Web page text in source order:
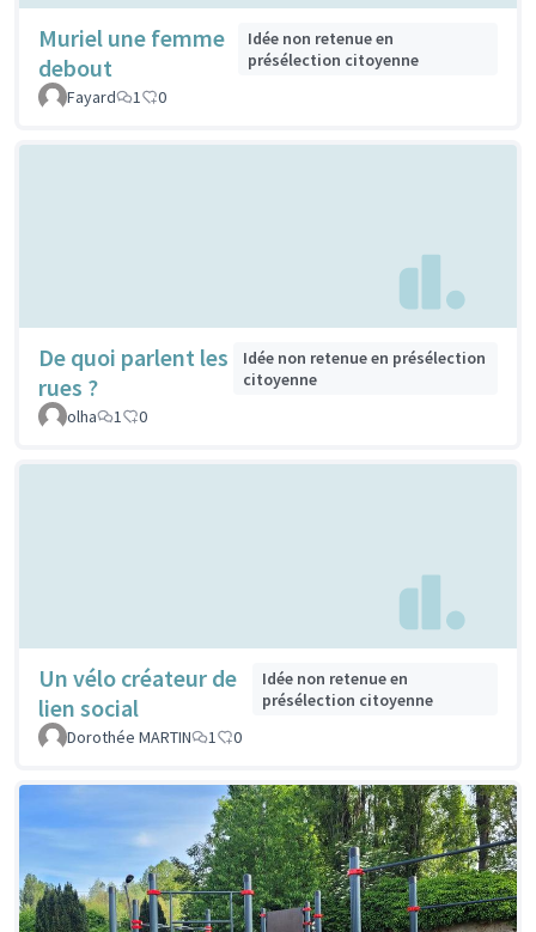
Muriel une femme
debout
Idée non retenue en
présélection citoyenne
Fayard
1 0
De quoi parlent les
rues ?
Idée non retenue en présélection
citoyenne
olha
1 0
Un vélo créateur de
lien social
Idée non retenue en
présélection citoyenne
Dorothée MARTIN
1 0